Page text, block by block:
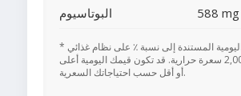
البوتاسيوم
588 mg
* تعتمد القيم اليومية المستندة إلى نسبة ٪ على نظام غذائي
يحتوي على 2,000 سعرة حرارية. قد تكون قيمك اليومية أعلى
أو أقل حسب احتياجاتك السعرية.